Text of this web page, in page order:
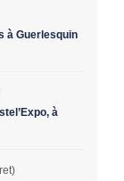
à Guerlesquin
à